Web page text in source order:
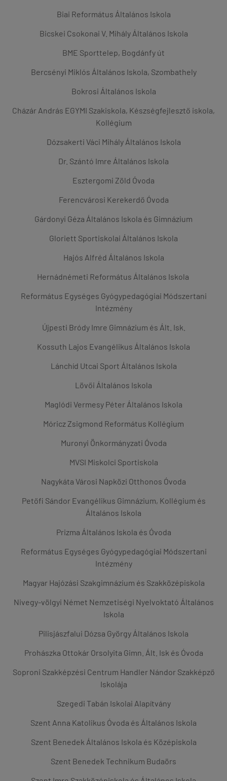
Biai Református Általános Iskola
Bicskei Csokonai V. Mihály Általános Iskola
BME Sporttelep, Bogdánfy út
Bercsényi Miklós Általános Iskola, Szombathely
Bokrosi Általános Iskola
Cházár András EGYMI Szakiskola, Készségfejlesztő iskola,
Kollégium
Dózsakerti Váci Mihály Általános Iskola
Dr. Szántó Imre Általános Iskola
Esztergomi Zöld Óvoda
Ferencvárosi Kerekerdő Óvoda
Gárdonyi Géza Általános Iskola és Gimnázium
Gloriett Sportiskolai Általános Iskola
Hajós Alfréd Általános Iskola
Hernádnémeti Református Általános Iskola
Református Egységes Gyógypedagógiai Módszertani
Intézmény
Újpesti Bródy Imre Gimnázium és Ált. Isk.
Kossuth Lajos Evangélikus Általános Iskola
Lánchíd Utcai Sport Általános Iskola
Lövői Általános Iskola
Maglódi Vermesy Péter Általános Iskola
Móricz Zsigmond Református Kollégium
Muronyi Önkormányzati Óvoda
MVSI Miskolci Sportiskola
Nagykáta Városi Napközi Otthonos Óvoda
Petőfi Sándor Evangélikus Gimnázium, Kollégium és
Általános Iskola
Prizma Általános Iskola és Óvoda
Református Egységes Gyógypedagógiai Módszertani
Intézmény
Magyar Hajózási Szakgimnázium és Szakközépiskola
Nivegy-völgyi Német Nemzetiségi Nyelvoktató Általános
Iskola
Pilisjászfalui Dózsa György Általános Iskola
Prohászka Ottokár Orsolyita Gimn. Ált. Isk és Óvoda
Soproni Szakképzési Centrum Handler Nándor Szakképző
Iskolája
Szegedi Tabán Iskolai Alapítvány
Szent Anna Katolikus Óvoda és Általános Iskola
Szent Benedek Általános Iskola és Középiskola
Szent Benedek Technikum Budaörs